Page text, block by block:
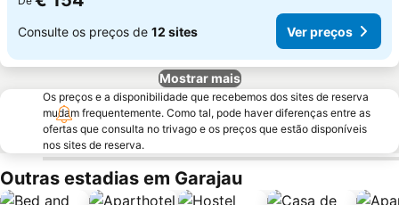
Consulte os preços de 12 sites Ver preços
Mostrar mais
Os preços e a disponibilidade que recebemos dos sites de reserva
mudam frequentemente. Como tal, pode haver diferenças entre as
ofertas que consulta no trivago e os preços que estão disponíveis
nos sites de reserva.
Outras estadias em Garajau